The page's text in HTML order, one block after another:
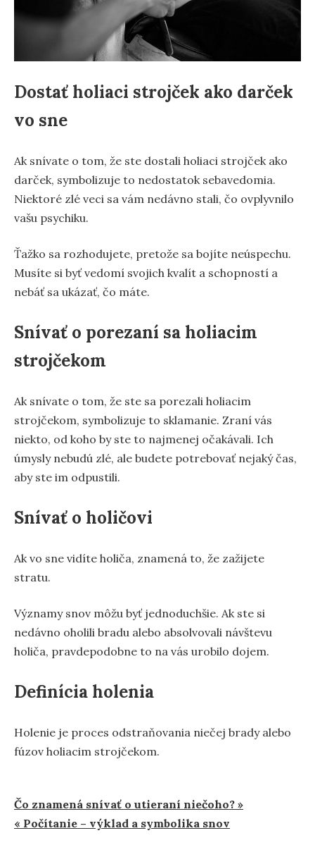
Dostať holiaci strojček ako darček
vo sne
Ak snívate o tom, že ste dostali holiaci strojček ako
darček, symbolizuje to nedostatok sebavedomia.
Niektoré zlé veci sa vám nedávno stali, čo ovplyvnilo
vašu psychiku.
Ťažko sa rozhodujete, pretože sa bojíte neúspechu.
Musíte si byť vedomí svojich kvalít a schopností a
nebáť sa ukázať, čo máte.
Snívať o porezaní sa holiacim
strojčekom
Ak snívate o tom, že ste sa porezali holiacim
strojčekom, symbolizuje to sklamanie. Zraní vás
niekto, od koho by ste to najmenej očakávali. Ich
úmysly nebudú zlé, ale budete potrebovať nejaký čas,
aby ste im odpustili.
Snívať o holičovi
Ak vo sne vidíte holiča, znamená to, že zažijete
stratu.
Významy snov môžu byť jednoduchšie. Ak ste si
nedávno oholili bradu alebo absolvovali návštevu
holiča, pravdepodobne to na vás urobilo dojem.
Definícia holenia
Holenie je proces odstraňovania niečej brady alebo
fúzov holiacim strojčekom.
Navigácia
v
Čo znamená snívať o utieraní niečoho? »
« Počítanie – výklad a symbolika snov